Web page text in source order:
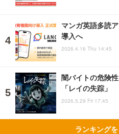
マンガ英語多読
導入へ
2026.4.16 Thu 14:45
闇バイトの危険
「レイの失踪」
2026.5.29 Fri 17:45
ランキング